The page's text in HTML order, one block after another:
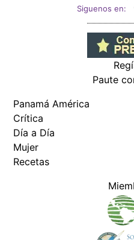
Siguenos en:
Paute
Panamá América
Crítica
Día a Día
Mujer
Recetas